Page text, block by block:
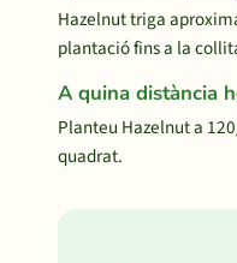
Hazelnut triga
plantació fins a la
A quina distància
Planteu Hazelnut a
quadrat.